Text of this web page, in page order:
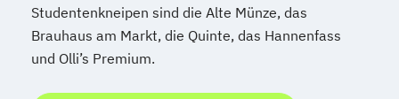
Studentenkneipen sind die Alte Münze, das
Brauhaus am Markt, die Quinte, das Hannenfass
und Olli’s Premium.